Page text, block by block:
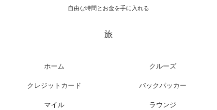
自由な時間とお金を手に入れる
旅
ホーム クルーズ
クレジットカード バックパッカー
マイル ラウンジ